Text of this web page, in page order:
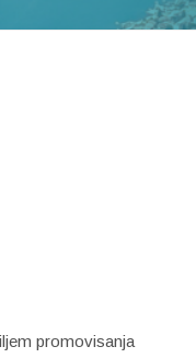
promovisanja